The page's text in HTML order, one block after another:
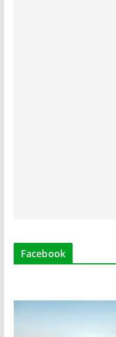
Facebook